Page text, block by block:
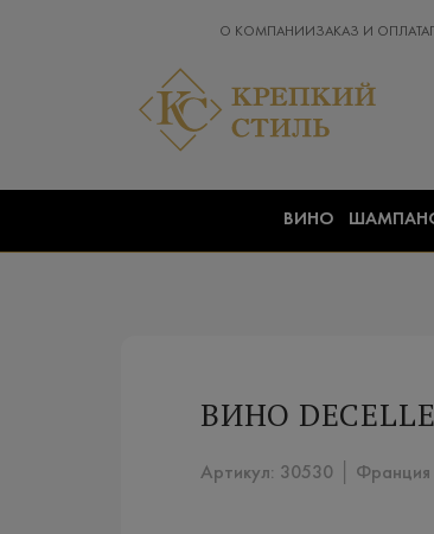
О КОМПАНИИ ЗАКАЗ И ОПЛАТА
ВИНО
ВИНО
Артикул: 30530 │ Франция